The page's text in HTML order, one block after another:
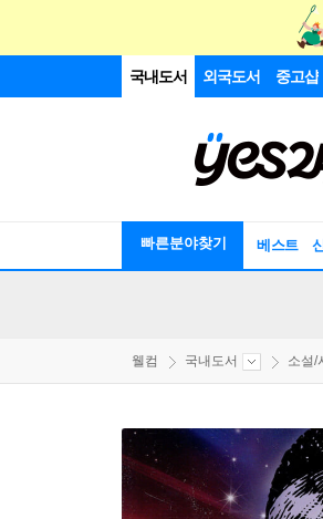
국내도서 외국도서 중고샵
빠른분야찾기 베스트
웰컴 국내도서 소설/